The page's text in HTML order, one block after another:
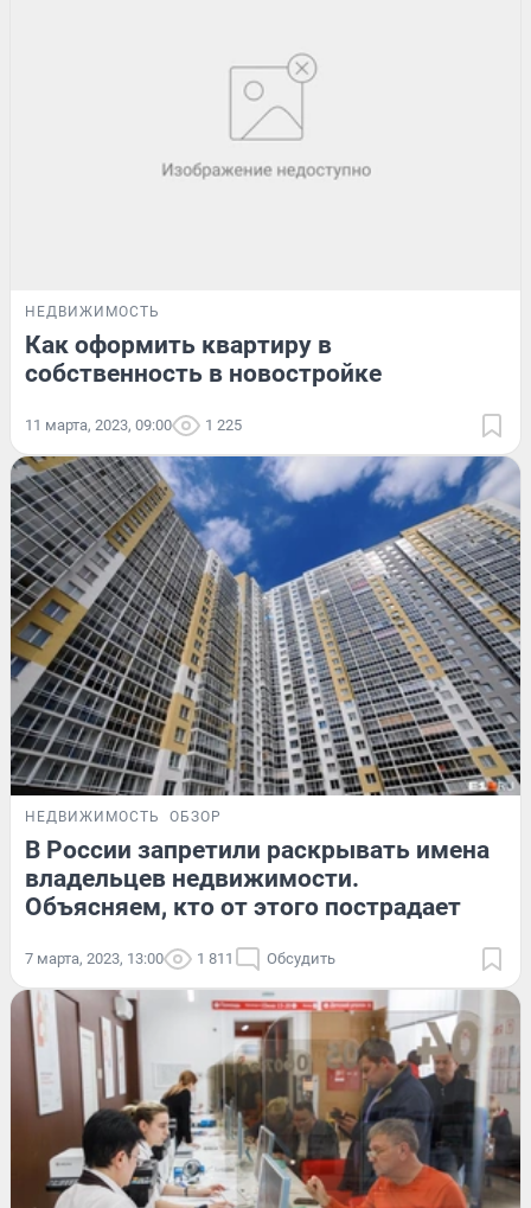
НЕДВИЖИМОСТЬ
Как оформить квартиру в
собственность в новостройке
11 марта, 2023, 09:00 1 225
НЕДВИЖИМОСТЬ ОБЗОР
В России запретили раскрывать имена
владельцев недвижимости.
Объясняем, кто от этого пострадает
7 марта, 2023, 13:00 1 811 Обсудить